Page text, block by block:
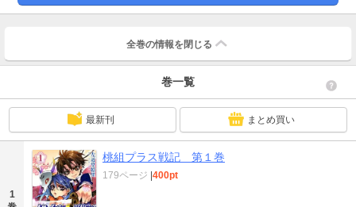
全巻の情報を 閉じる
巻一覧
最新刊 まとめ買い
1
桃組プラス戦記 第１巻
179ページ 400pt